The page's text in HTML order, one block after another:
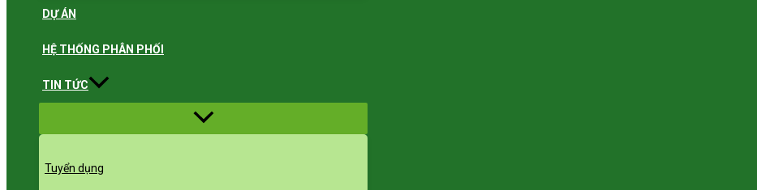
DỰ ÁN
HỆ THỐNG PHÂN PHỐI
TIN TỨC
Menu
Toggle
Tuyển dụng